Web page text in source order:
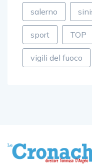
salerno
sport TOP
vigili del fuoco